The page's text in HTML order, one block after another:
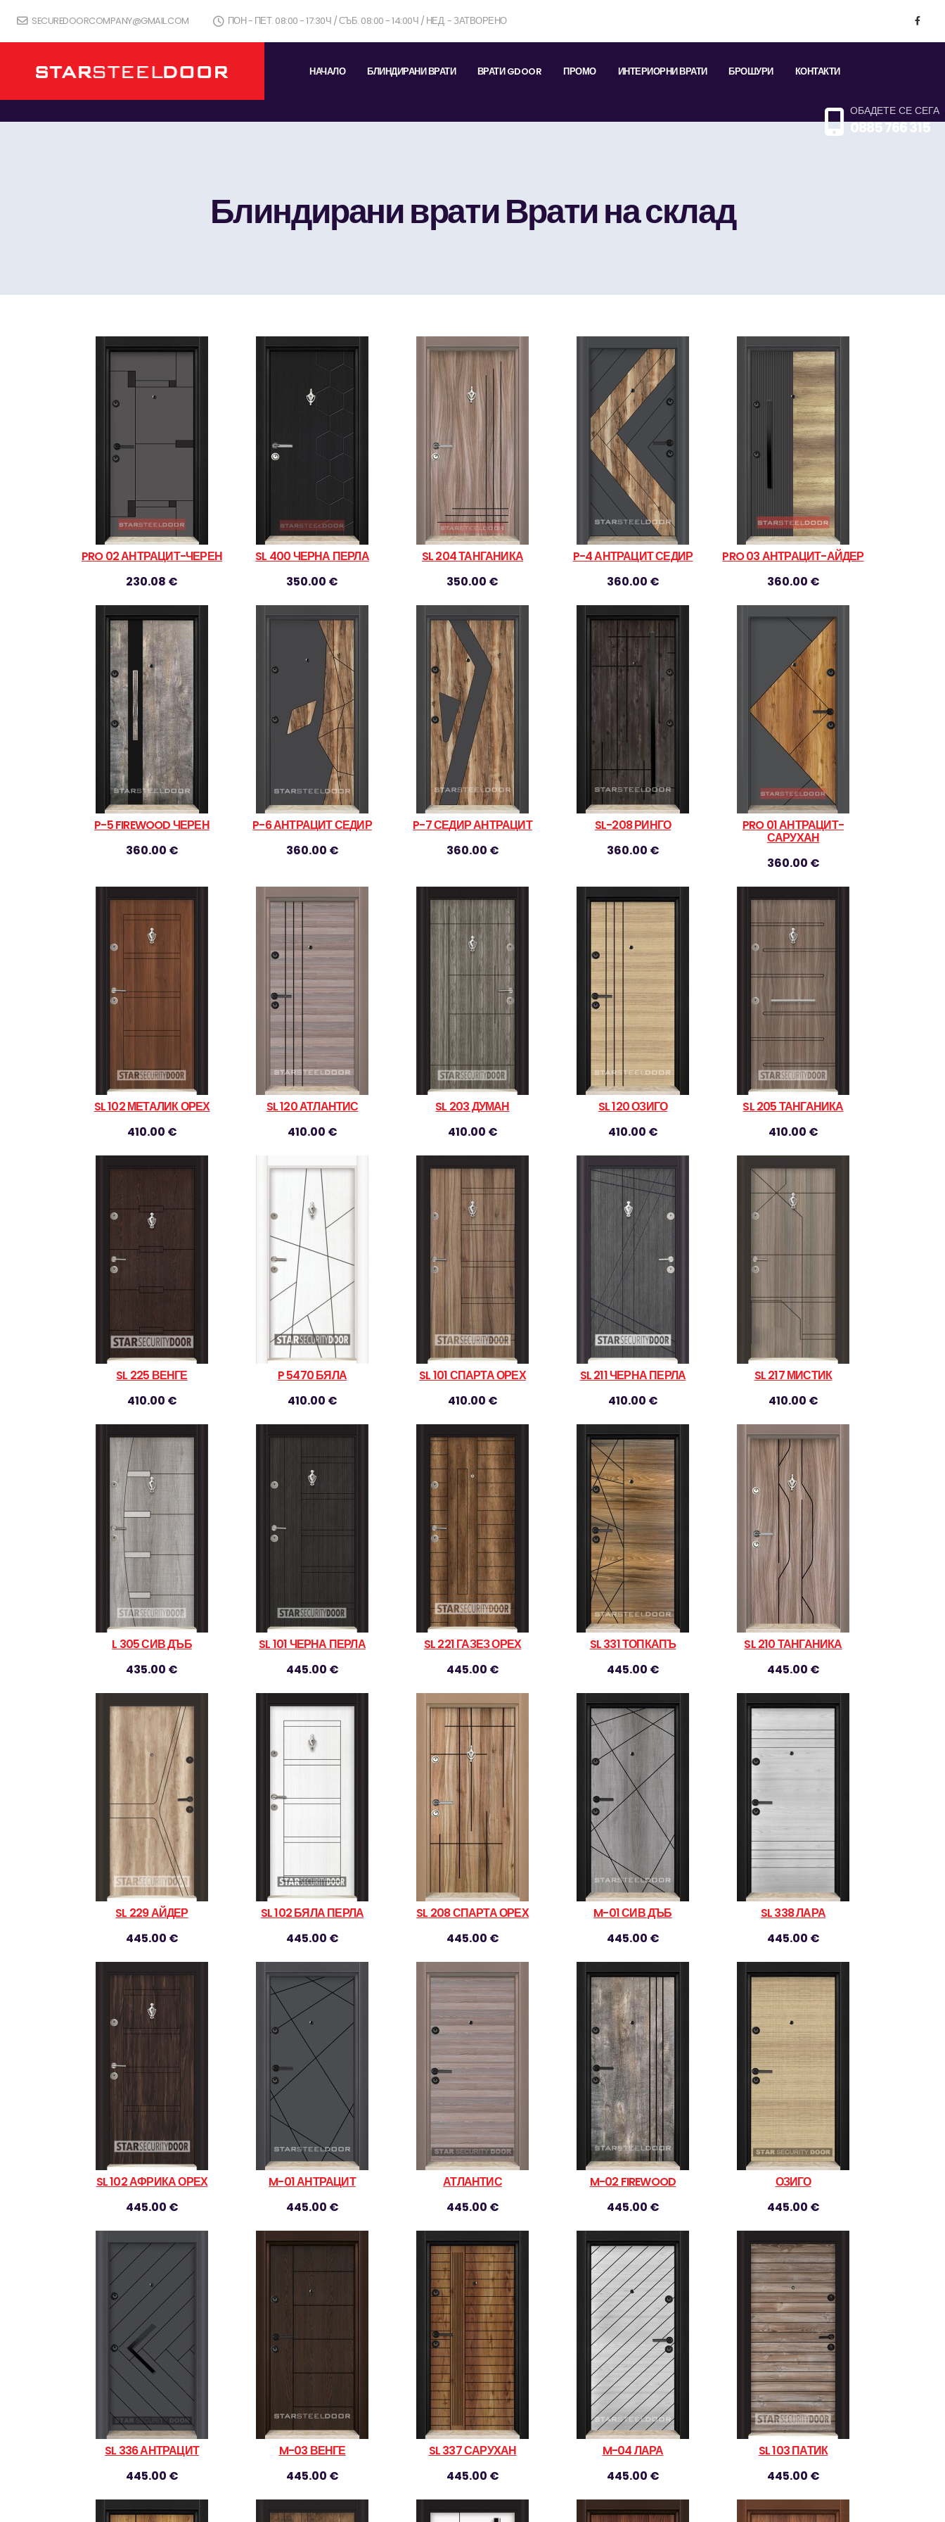
SECUREDOORCOMPANY@GMAIL.COM ПОН - ПЕТ. 08:00 - 17:30Ч / СЪБ. 08:00 - 14:00Ч / НЕД. - ЗАТВОРЕНО
НАЧАЛО БЛИНДИРАНИ ВРАТИ ВРАТИ GDOOR ПРОМО ИНТЕРИОРНИ ВРАТИ БРОШУРИ КОНТАКТИ
ОБАДЕТЕ СЕ СЕГА
0885 766 315
Блиндирани врати Врати на склад
PRO 02 АНТРАЦИТ-ЧЕРЕН
230.08 €
SL 400 ЧЕРНА ПЕРЛА
350.00 €
SL 204 ТАНГАНИКА
350.00 €
P-4 АНТРАЦИТ СЕДИР
360.00 €
PRO 03 АНТРАЦИТ-АЙДЕР
360.00 €
P-5 FIREWOOD ЧЕРЕН
360.00 €
P-6 АНТРАЦИТ СЕДИР
360.00 €
P-7 СЕДИР АНТРАЦИТ
360.00 €
SL-208 РИНГО
360.00 €
PRO 01 АНТРАЦИТ-
САРУХАН
360.00 €
SL 102 МЕТАЛИК ОРЕХ
410.00 €
SL 120 АТЛАНТИС
410.00 €
SL 203 ДУМАН
410.00 €
SL 120 ОЗИГО
410.00 €
SL 205 ТАНГАНИКА
410.00 €
SL 225 ВЕНГЕ
410.00 €
P 5470 БЯЛА
410.00 €
SL 101 СПАРТА ОРЕХ
410.00 €
SL 211 ЧЕРНА ПЕРЛА
410.00 €
SL 217 МИСТИК
410.00 €
L 305 СИВ ДЪБ
435.00 €
SL 101 ЧЕРНА ПЕРЛА
445.00 €
SL 221 ГАЗЕЗ ОРЕХ
445.00 €
SL 331 ТОПКАПЪ
445.00 €
SL 210 ТАНГАНИКА
445.00 €
SL 229 АЙДЕР
445.00 €
SL 102 БЯЛА ПЕРЛА
445.00 €
SL 208 СПАРТА ОРЕХ
445.00 €
M-01 СИВ ДЪБ
445.00 €
SL 338 ЛАРА
445.00 €
SL 102 АФРИКА ОРЕХ
445.00 €
M-01 АНТРАЦИТ
445.00 €
АТЛАНТИС
445.00 €
M-02 FIREWOOD
445.00 €
ОЗИГО
445.00 €
SL 336 АНТРАЦИТ
445.00 €
M-03 ВЕНГЕ
445.00 €
SL 337 САРУХАН
445.00 €
M-04 ЛАРА
445.00 €
SL 103 ПАТИК
445.00 €